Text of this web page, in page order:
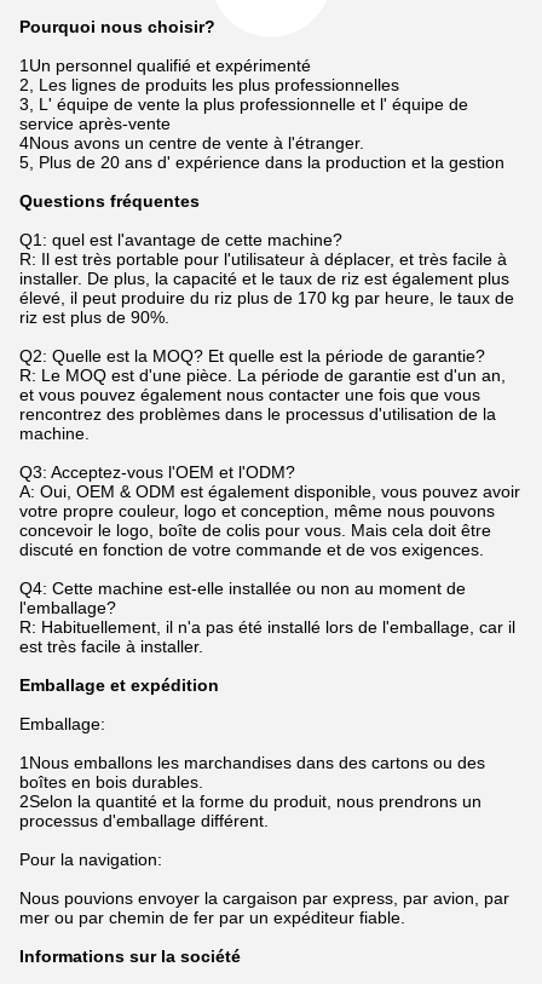
Pourquoi nous choisir?
1Un personnel qualifié et expérimenté
2, Les lignes de produits les plus professionnelles
3, L' équipe de vente la plus professionnelle et l' équipe de
service après-vente
4Nous avons un centre de vente à l'étranger.
5, Plus de 20 ans d' expérience dans la production et la gestion
Questions fréquentes
Q1: quel est l'avantage de cette machine?
R: Il est très portable pour l'utilisateur à déplacer, et très facile à
installer. De plus, la capacité et le taux de riz est également plus
élevé, il peut produire du riz plus de 170 kg par heure, le taux de
riz est plus de 90%.
Q2: Quelle est la MOQ? Et quelle est la période de garantie?
R: Le MOQ est d'une pièce. La période de garantie est d'un an,
et vous pouvez également nous contacter une fois que vous
rencontrez des problèmes dans le processus d'utilisation de la
machine.
Q3: Acceptez-vous l'OEM et l'ODM?
A: Oui, OEM & ODM est également disponible, vous pouvez avoir
votre propre couleur, logo et conception, même nous pouvons
concevoir le logo, boîte de colis pour vous. Mais cela doit être
discuté en fonction de votre commande et de vos exigences.
Q4: Cette machine est-elle installée ou non au moment de
l'emballage?
R: Habituellement, il n'a pas été installé lors de l'emballage, car il
est très facile à installer.
Emballage et expédition
Emballage:
1Nous emballons les marchandises dans des cartons ou des
boîtes en bois durables.
2Selon la quantité et la forme du produit, nous prendrons un
processus d'emballage différent.
Pour la navigation:
Nous pouvions envoyer la cargaison par express, par avion, par
mer ou par chemin de fer par un expéditeur fiable.
Informations sur la société